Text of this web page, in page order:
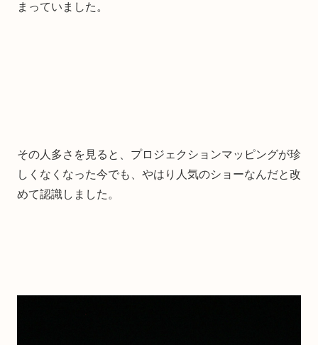
まっていました。
その人多さを見ると、プロジェクションマッピングが珍
しくなくなった今でも、やはり人気のショーなんだと改
めて認識しました。